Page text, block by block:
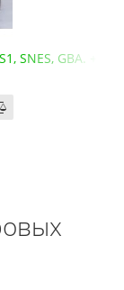
SNES, GBA.